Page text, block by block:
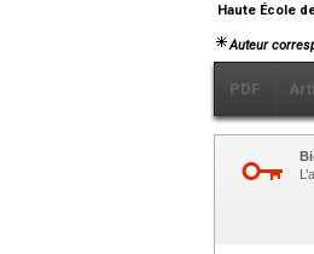
Haute École
Auteur
PDF